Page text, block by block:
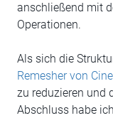
anschließend mit
Operationen.
Als sich die
Remesher von
zu reduzieren und
Abschluss habe